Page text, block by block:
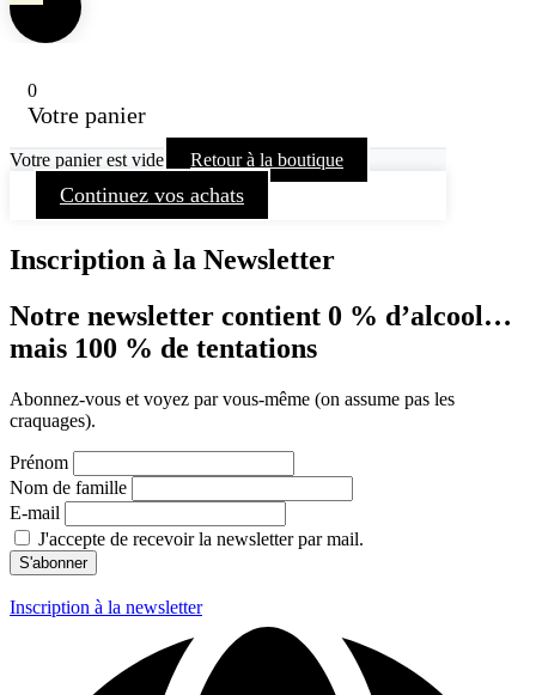
0
Votre panier
Votre panier est vide Retour à la boutique
Continuez vos achats
Inscription à la Newsletter
Notre newsletter contient 0 % d’alcool…
mais 100 % de tentations
Abonnez-vous et voyez par vous-même (on assume pas les
craquages).
Prénom
Nom de famille
E-mail
J'accepte de recevoir la newsletter par mail.
Inscription à la newsletter